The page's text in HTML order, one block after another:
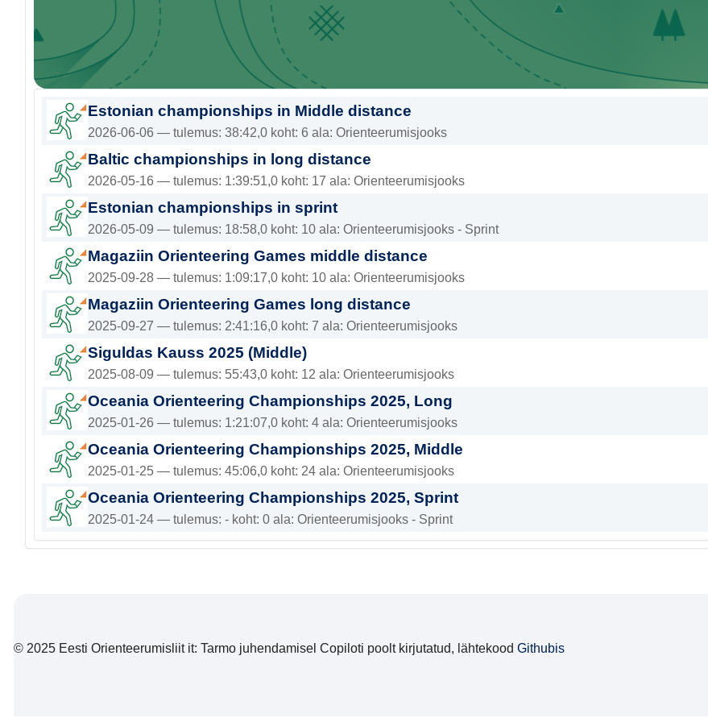
Estonian championships in Middle distance
2026-06-06 — tulemus: 38:42,0 koht: 6 ala: Orienteerumisjooks
Baltic championships in long distance
2026-05-16 — tulemus: 1:39:51,0 koht: 17 ala: Orienteerumisjooks
Estonian championships in sprint
2026-05-09 — tulemus: 18:58,0 koht: 10 ala: Orienteerumisjooks - Sprint
Magaziin Orienteering Games middle distance
2025-09-28 — tulemus: 1:09:17,0 koht: 10 ala: Orienteerumisjooks
Magaziin Orienteering Games long distance
2025-09-27 — tulemus: 2:41:16,0 koht: 7 ala: Orienteerumisjooks
Siguldas Kauss 2025 (Middle)
2025-08-09 — tulemus: 55:43,0 koht: 12 ala: Orienteerumisjooks
Oceania Orienteering Championships 2025, Long
2025-01-26 — tulemus: 1:21:07,0 koht: 4 ala: Orienteerumisjooks
Oceania Orienteering Championships 2025, Middle
2025-01-25 — tulemus: 45:06,0 koht: 24 ala: Orienteerumisjooks
Oceania Orienteering Championships 2025, Sprint
2025-01-24 — tulemus: - koht: 0 ala: Orienteerumisjooks - Sprint
© 2025 Eesti Orienteerumisliit it: Tarmo juhendamisel Copiloti poolt kirjutatud, lähtekood Githubis